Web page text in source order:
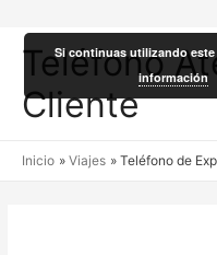
Teléfono
Cliente
Inicio Viajes Teléfono de
Si continuas utilizando
información